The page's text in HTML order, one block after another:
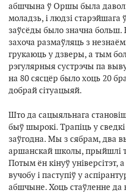
абшчына ў Оршы была
моладзь, і людзі
заўсёды было значна
захоча размаўляць з
грукаюць у дзверы, а тым
рэгулярныя сустрэчы па
на 80 сясцёр было хоць 20
добрай сітуацыяй.
Што да сацыяльнага
быў шырокі. Трапіць у
заўгодна. Мы з сябрам, два
аршанскай школы, прыйшлі
Потым ён кінуў універсітэт,
вучобу і паступіў у
абшчыне. Хоць стаўленне